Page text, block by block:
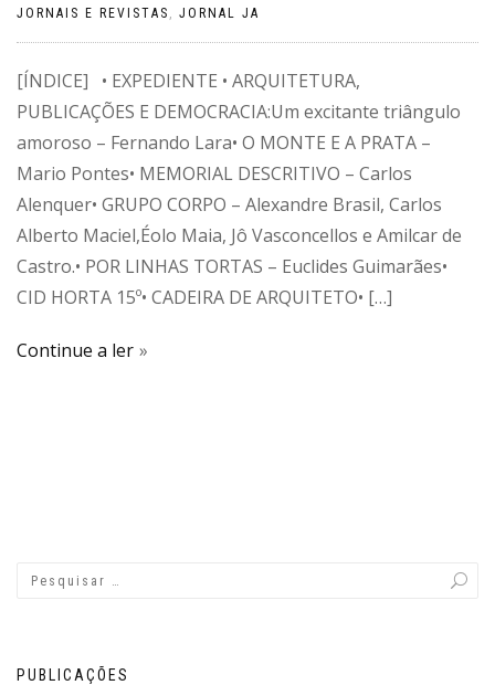
JORNAIS E REVISTAS , JORNAL JA
[ÍNDICE] • EXPEDIENTE • ARQUITETURA,
PUBLICAÇÕES E DEMOCRACIA:Um excitante triângulo
amoroso – Fernando Lara• O MONTE E A PRATA –
Mario Pontes• MEMORIAL DESCRITIVO – Carlos
Alenquer• GRUPO CORPO – Alexandre Brasil, Carlos
Alberto Maciel,Éolo Maia, Jô Vasconcellos e Amilcar de
Castro.• POR LINHAS TORTAS – Euclides Guimarães•
CID HORTA 15º• CADEIRA DE ARQUITETO• […]
Continue a ler
PUBLICAÇÕES